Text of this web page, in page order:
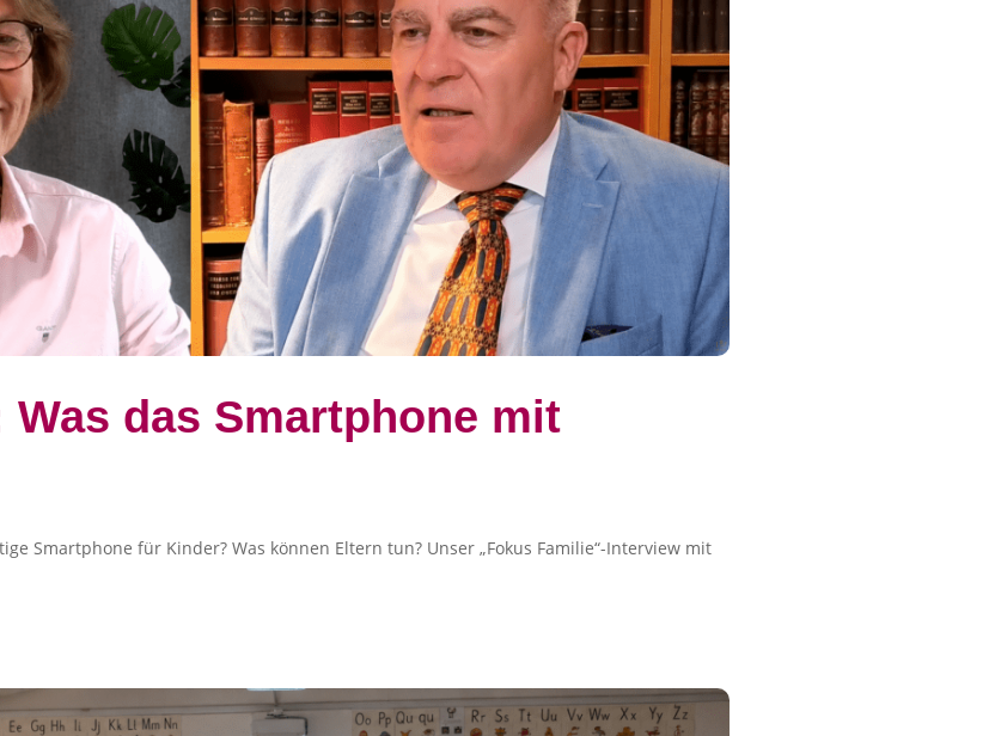
das Smartphone mit
Smartphone für Kinder? Was können Eltern tun? Unser „Fokus Familie“-Interview mit